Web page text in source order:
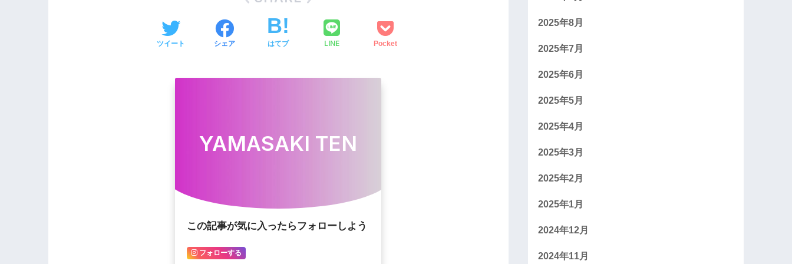
ツイート シェア はてブ LINE Pocket
YAMASAKI TEN
この記事が気に入ったらフォローしよう
フォローする
2025年8月
2025年7月
2025年6月
2025年5月
2025年4月
2025年3月
2025年2月
2025年1月
2024年12月
2024年11月